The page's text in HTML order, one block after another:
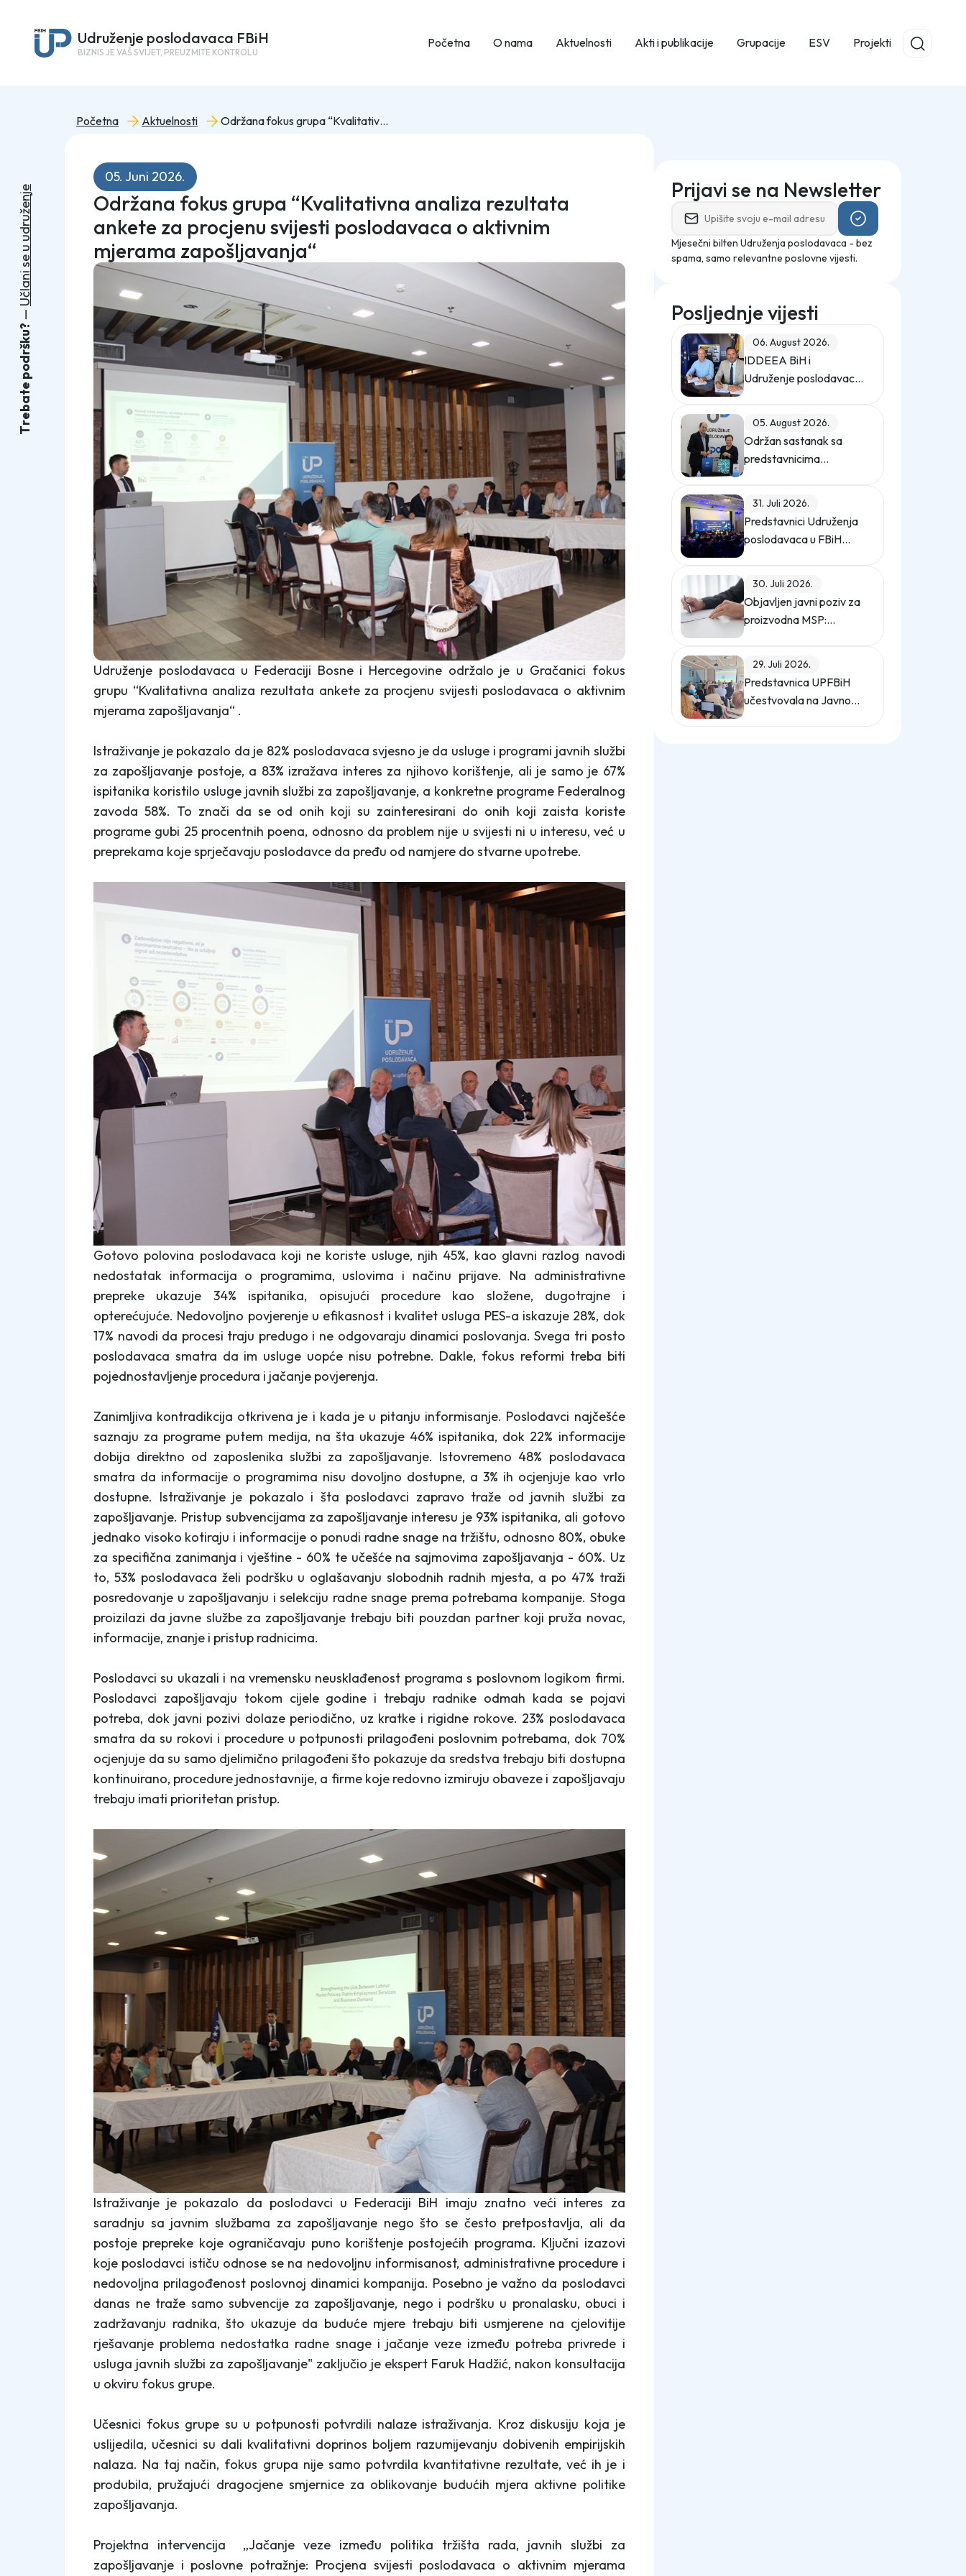
Udruženje poslodavaca FBiH
BIZNIS JE VAŠ SVIJET, PREUZMITE KONTROLU
Početna O nama Aktuelnosti Akti i publikacije Grupacije ESV Projekti
Početna Aktuelnosti Održana fokus grupa “Kvalitativna analiza rezultata ankete za procjenu svijesti poslodavaca o aktivnim mjerama zapošljavanja“
05. Juni 2026.
Održana fokus grupa “Kvalitativna analiza rezultata
ankete za procjenu svijesti poslodavaca o aktivnim
mjerama zapošljavanja“
Udruženje poslodavaca u Federaciji Bosne i Hercegovine održalo je u Gračanici fokus
grupu “Kvalitativna analiza rezultata ankete za procjenu svijesti poslodavaca o aktivnim
mjerama zapošljavanja“ .
Istraživanje je pokazalo da je 82% poslodavaca svjesno je da usluge i programi javnih službi
za zapošljavanje postoje, a 83% izražava interes za njihovo korištenje, ali je samo je 67%
ispitanika koristilo usluge javnih službi za zapošljavanje, a konkretne programe Federalnog
zavoda 58%. To znači da se od onih koji su zainteresirani do onih koji zaista koriste
programe gubi 25 procentnih poena, odnosno da problem nije u svijesti ni u interesu, već u
preprekama koje sprječavaju poslodavce da pređu od namjere do stvarne upotrebe.
Gotovo polovina poslodavaca koji ne koriste usluge, njih 45%, kao glavni razlog navodi
nedostatak informacija o programima, uslovima i načinu prijave. Na administrativne
prepreke ukazuje 34% ispitanika, opisujući procedure kao složene, dugotrajne i
opterećujuće. Nedovoljno povjerenje u efikasnost i kvalitet usluga PES-a iskazuje 28%, dok
17% navodi da procesi traju predugo i ne odgovaraju dinamici poslovanja. Svega tri posto
poslodavaca smatra da im usluge uopće nisu potrebne. Dakle, fokus reformi treba biti
pojednostavljenje procedura i jačanje povjerenja.
Zanimljiva kontradikcija otkrivena je i kada je u pitanju informisanje. Poslodavci najčešće
saznaju za programe putem medija, na šta ukazuje 46% ispitanika, dok 22% informacije
dobija direktno od zaposlenika službi za zapošljavanje. Istovremeno 48% poslodavaca
smatra da informacije o programima nisu dovoljno dostupne, a 3% ih ocjenjuje kao vrlo
dostupne. Istraživanje je pokazalo i šta poslodavci zapravo traže od javnih službi za
zapošljavanje. Pristup subvencijama za zapošljavanje interesu je 93% ispitanika, ali gotovo
jednako visoko kotiraju i informacije o ponudi radne snage na tržištu, odnosno 80%, obuke
za specifična zanimanja i vještine - 60% te učešće na sajmovima zapošljavanja - 60%. Uz
to, 53% poslodavaca želi podršku u oglašavanju slobodnih radnih mjesta, a po 47% traži
posredovanje u zapošljavanju i selekciju radne snage prema potrebama kompanije. Stoga
proizilazi da javne službe za zapošljavanje trebaju biti pouzdan partner koji pruža novac,
informacije, znanje i pristup radnicima.
Poslodavci su ukazali i na vremensku neusklađenost programa s poslovnom logikom firmi.
Poslodavci zapošljavaju tokom cijele godine i trebaju radnike odmah kada se pojavi
potreba, dok javni pozivi dolaze periodično, uz kratke i rigidne rokove. 23% poslodavaca
smatra da su rokovi i procedure u potpunosti prilagođeni poslovnim potrebama, dok 70%
ocjenjuje da su samo djelimično prilagođeni što pokazuje da sredstva trebaju biti dostupna
kontinuirano, procedure jednostavnije, a firme koje redovno izmiruju obaveze i zapošljavaju
trebaju imati prioritetan pristup.
Istraživanje je pokazalo da poslodavci u Federaciji BiH imaju znatno veći interes za
saradnju sa javnim službama za zapošljavanje nego što se često pretpostavlja, ali da
postoje prepreke koje ograničavaju puno korištenje postojećih programa. Ključni izazovi
koje poslodavci ističu odnose se na nedovoljnu informisanost, administrativne procedure i
nedovoljna prilagođenost poslovnoj dinamici kompanija. Posebno je važno da poslodavci
danas ne traže samo subvencije za zapošljavanje, nego i podršku u pronalasku, obuci i
zadržavanju radnika, što ukazuje da buduće mjere trebaju biti usmjerene na cjelovitije
rješavanje problema nedostatka radne snage i jačanje veze između potreba privrede i
usluga javnih službi za zapošljavanje" zaključio je ekspert Faruk Hadžić, nakon konsultacija
u okviru fokus grupe.
Učesnici fokus grupe su u potpunosti potvrdili nalaze istraživanja. Kroz diskusiju koja je
uslijedila, učesnici su dali kvalitativni doprinos boljem razumijevanju dobivenih empirijskih
nalaza. Na taj način, fokus grupa nije samo potvrdila kvantitativne rezultate, već ih je i
produbila, pružajući dragocjene smjernice za oblikovanje budućih mjera aktivne politike
zapošljavanja.
Projektna intervencija „Jačanje veze između politika tržišta rada, javnih službi za
zapošljavanje i poslovne potražnje: Procjena svijesti poslodavaca o aktivnim mjerama
Prijavi se na Newsletter
Mjesečni bilten Udruženja poslodavaca - bez
spama, samo relevantne poslovne vijesti.
Posljednje vijesti
06. August 2026.
IDDEEA BiH i
Udruženje poslodavaca
o saradnji
05. August 2026.
Održan sastanak sa
predstavnicima
31. Juli 2026.
Predstavnici Udruženja
poslodavaca u FBiH
učestvovali na promo
poslova "Gledaj sebi
posla"
30. Juli 2026.
Objavljen javni poziv za
proizvodna MSP:
29. Juli 2026.
Predstavnica UPFBiH
učestvovala na Javnom
T
r
e
b
a
t
e
p
o
d
r
š
k
u
?
U
č
l
a
n
i
s
e
u
u
d
r
u
ž
e
n
j
e